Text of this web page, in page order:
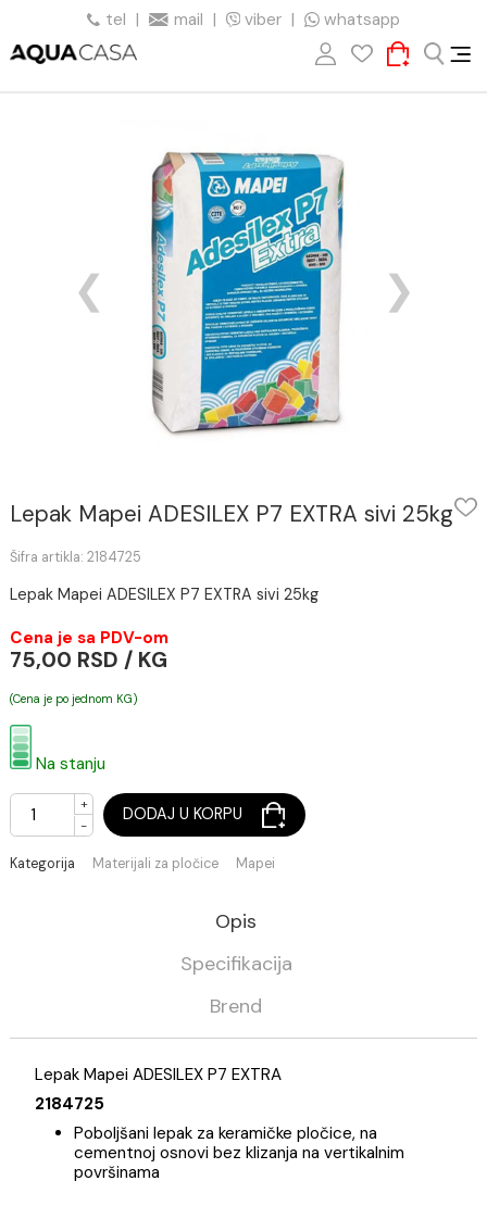
tel | mail | viber | whatsapp
Lepak Mapei ADESILEX P7 EXTRA sivi
Lepak Mapei ADESILEX P7 EXTRA sivi 25kg
Cena je sa PDV-om
75,00 RSD / KG
(Cena je po jednom KG)
Materijali za pločice Mapei
Specifikacija